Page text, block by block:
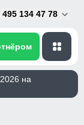
495 134 47 78
на